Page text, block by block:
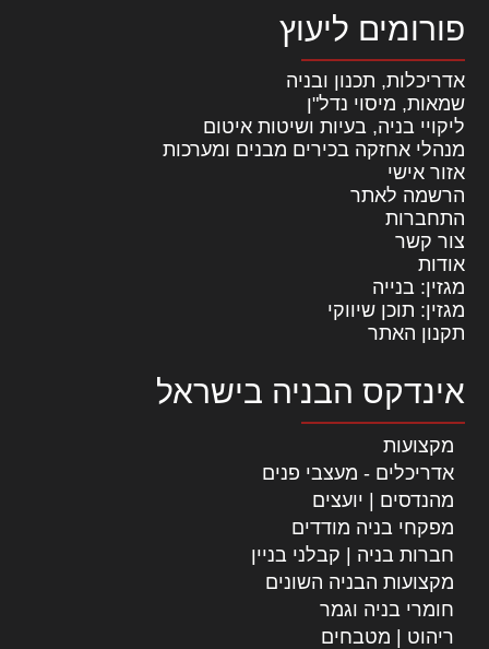
פורומים ליעוץ
אדריכלות, תכנון ובניה
שמאות, מיסוי נדל"ן
ליקויי בניה, בעיות ושיטות איטום
מנהלי אחזקה בכירים מבנים ומערכות
אזור אישי
הרשמה לאתר
התחברות
צור קשר
אודות
מגזין: בנייה
מגזין: תוכן שיווקי
תקנון האתר
אינדקס הבניה בישראל
מקצועות
אדריכלים - מעצבי פנים
מהנדסים | יועצים
מפקחי בניה מודדים
חברות בניה | קבלני בניין
מקצועות הבניה השונים
חומרי בניה וגמר
ריהוט | מטבחים